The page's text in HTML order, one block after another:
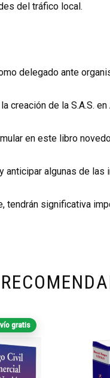
del tráfico local.
delegado ante
creación de la S.A.S. en
en este libro
anticipar algunas de las
tendrán significativa
gratis